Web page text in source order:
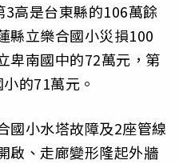
高是台東縣的106萬餘
縣立樂合國小災損100
卑南國中的72萬元，第
的71萬元。
國小水塔故障及2座管線
啟、走廊變形隆起外牆